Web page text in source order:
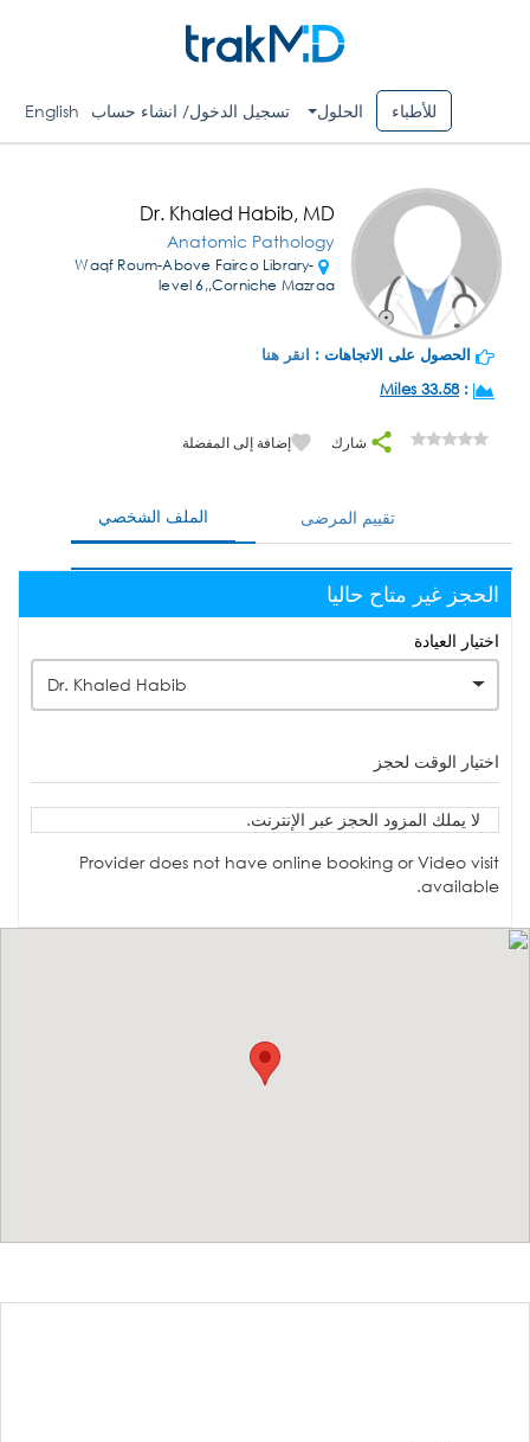
للأطباء الحلول تسجيل الدخول/ انشاء حساب English
Dr. Khaled Habib, MD
Anatomic Pathology
Waqf Roum-Above Fairco Library-
level 6,,Corniche Mazraa
الحصول على الاتجاهات : انقر هنا
:
33.58 Miles
شارك إضافة إلى المفضلة
الملف الشخصي تقييم المرضى
الحجز غير متاح حاليا
اختيار العيادة
Dr. Khaled Habib
اختيار الوقت لحجز
لا يملك المزود الحجز عبر الإنترنت.
Provider does not have online booking or Video visit
available.